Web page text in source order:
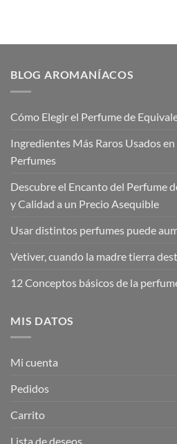
€22,00
BLOG AROMANÍACOS
Cómo Elegir el Perfume de
Ingredientes Más Raros Usados
Perfumes
Descubre el Encanto del Perfume
y Calidad a un Precio Asequible
Usar distintos perfumes puede
Vetiver, cuando la madre tierra
12 Conceptos básicos de la
MIS DATOS
Mi cuenta
Pedidos
Carrito
Lista de deseos